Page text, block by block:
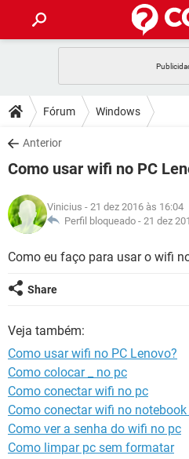
CELULAR
OUTLOOK
INSTAGRAM
GUIA DE COMPRAS
DICAS
JOGOS
INSTAGRAM
GUIA DE COMPRAS
DOWNLOADS
JOGOS
CELULAR
OUTLOOK
INSTAGRAM
JOGOS
CELULAR
OUTLOOK
INSTAGRAM
GLOSSÁRIO
INSTAGRAM
GUIA DE COMPRAS
Fórum Windows
Anterior
Como usar wifi no PC
Vinicius - 21 dez 2016 às 16:04
Perfil bloqueado - 21 dez
Como eu faço para usar o wifi
Share
Veja também:
Como usar wifi no PC Lenovo?
Como colocar _ no pc
Como conectar wifi no pc
Como conectar wifi no
Como ver a senha do wifi no pc
Como limpar pc sem formatar